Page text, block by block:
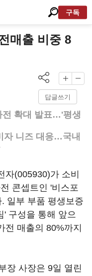
구독
매출 비중 8
답글쓰기
전 확대 발표…'평생
자 니즈 대응…국내
자(005930)가 소비
콘셉트인 '비스포
일부 부품 평생보증
' 구성을 통해 앞으
전 매출의 80%까지
장 사장은 9일 열린